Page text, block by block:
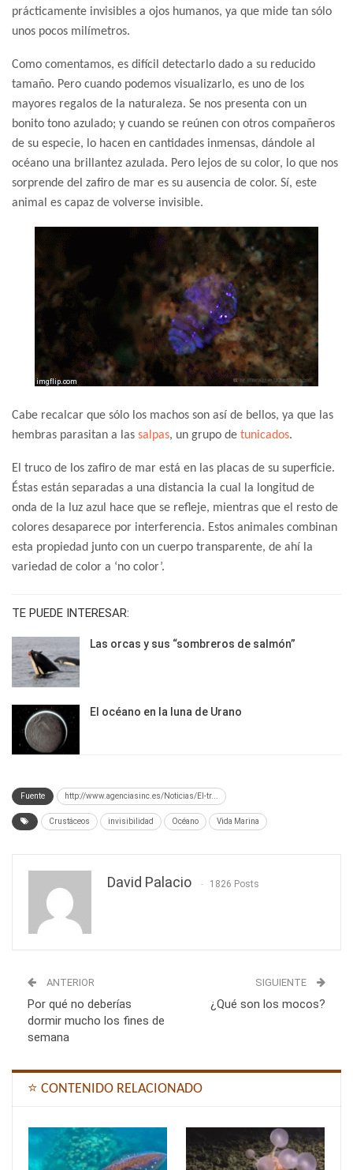
prácticamente invisibles a ojos humanos, ya que mide tan sólo
unos pocos milímetros.
Como comentamos, es difícil detectarlo dado a su reducido
tamaño. Pero cuando podemos visualizarlo, es uno de los
mayores regalos de la naturaleza. Se nos presenta con un
bonito tono azulado; y cuando se reúnen con otros compañeros
de su especie, lo hacen en cantidades inmensas, dándole al
océano una brillantez azulada. Pero lejos de su color, lo que nos
sorprende del zafiro de mar es su ausencia de color. Sí, este
animal es capaz de volverse invisible.
Cabe recalcar que sólo los machos son así de bellos, ya que las
hembras parasitan a las salpas, un grupo de tunicados.
El truco de los zafiro de mar está en las placas de su superficie.
Éstas están separadas a una distancia la cual la longitud de
onda de la luz azul hace que se refleje, mientras que el resto de
colores desaparece por interferencia. Estos animales combinan
esta propiedad junto con un cuerpo transparente, de ahí la
variedad de color a ‘no color’.
TE PUEDE INTERESAR:
Las orcas y sus “sombreros de salmón”
El océano en la luna de Urano
Fuente http://www.agenciasinc.es/Noticias/El-tr...
Crustáceos invisibilidad Océano Vida Marina
David Palacio 1826 Posts
ANTERIOR
Por qué no deberías
dormir mucho los fines de
semana
SIGUIENTE
¿Qué son los mocos?
⭐ CONTENIDO RELACIONADO